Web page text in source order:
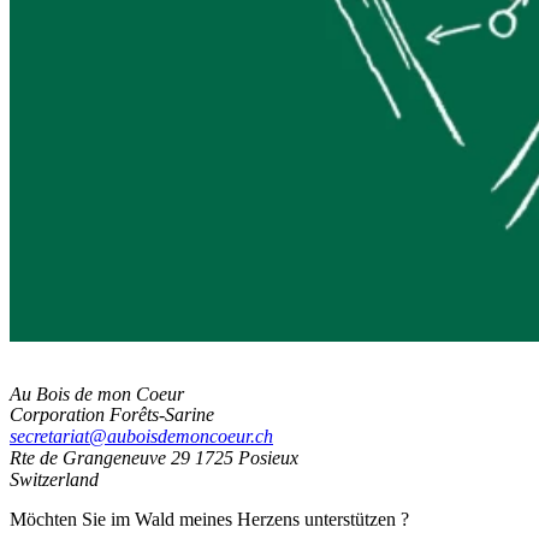
Au Bois de mon Coeur
Corporation Forêts-Sarine
secretariat@auboisdemoncoeur.ch
Rte de Grangeneuve 29 1725 Posieux
Switzerland
Möchten Sie im Wald meines Herzens unterstützen ?